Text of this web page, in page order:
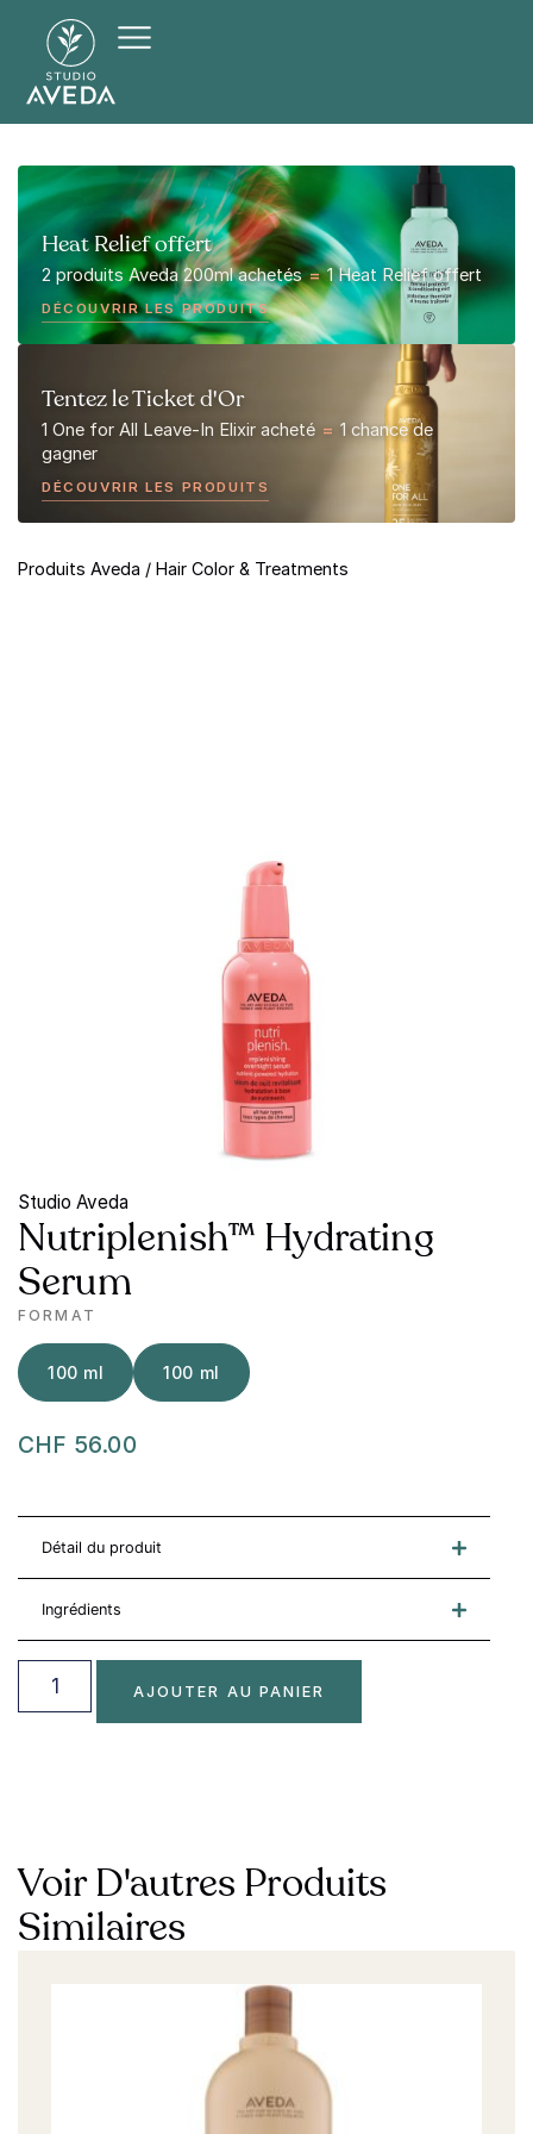
Heat Relief offert
2 produits Aveda 200ml achetés=1 Heat Relief offert
DÉCOUVRIR LES PRODUITS
Tentez le Ticket d'Or
1 One for All Leave-In Elixir acheté = 1 chance de
gagner
DÉCOUVRIR LES PRODUITS
Produits Aveda / Hair Color & Treatments
Studio Aveda
Nutriplenish™ Hydrating
Serum
FORMAT
100 ml 100 ml
CHF 56.00
Détail du produit
Ingrédients
AJOUTER AU PANIER
Voir D'autres Produits
Similaires